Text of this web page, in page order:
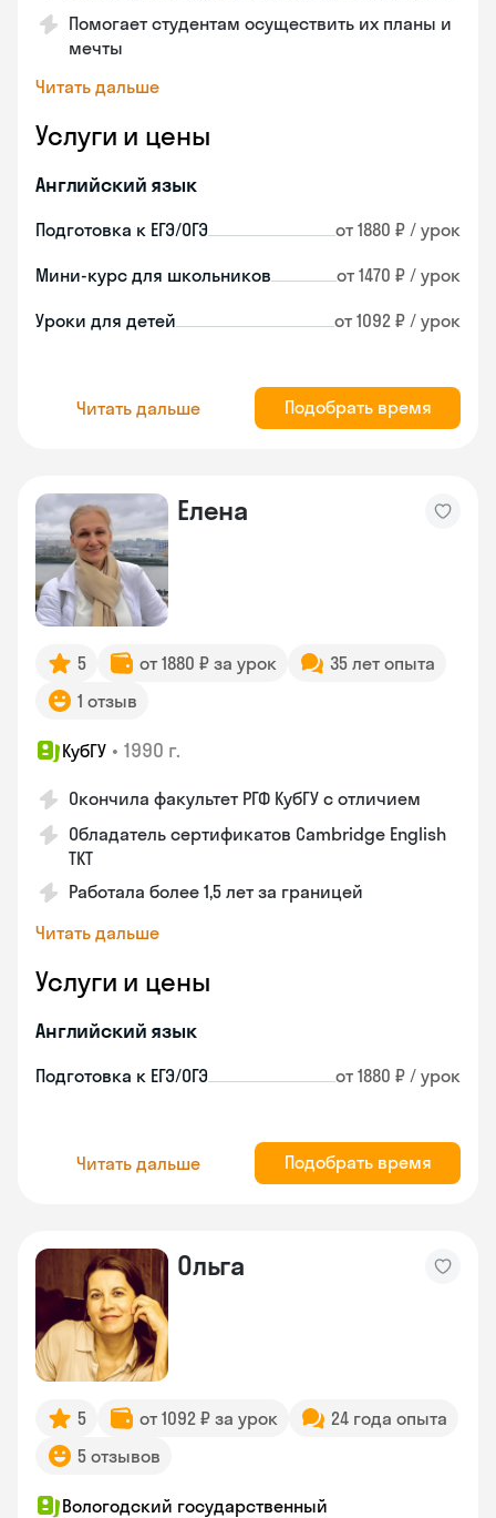
Помогает студентам осуществить их планы и
мечты
Читать дальше
Услуги и цены
Английский язык
Подготовка к ЕГЭ/ОГЭ от 1880 ₽ / урок
Мини-курс для школьников от 1470 ₽ / урок
Уроки для детей от 1092 ₽ / урок
Читать дальше Подобрать время
Елена
5 от 1880 ₽ за урок
35 лет опыта
1 отзыв
КубГУ • 1990 г.
Окончила факультет РГФ КубГУ с отличием
Обладатель сертификатов Cambridge English
TKT
Работала более 1,5 лет за границей
Читать дальше
Услуги и цены
Английский язык
Подготовка к ЕГЭ/ОГЭ от 1880 ₽ / урок
Читать дальше Подобрать время
Ольга
5 от 1092 ₽ за урок
24 года опыта
5 отзывов
Вологодский государственный